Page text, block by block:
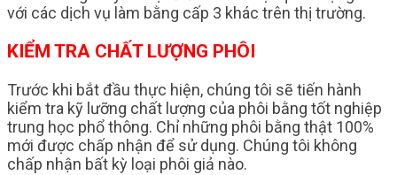
với các dịch vụ làm bằng cấp 3 khác trên thị trường.
KIỂM TRA CHẤT LƯỢNG PHÔI
Trước khi bắt đầu thực hiện, chúng tôi sẽ tiến hành
kiểm tra kỹ lưỡng chất lượng của phôi bằng tốt nghiệp
trung học phổ thông. Chỉ những phôi bằng thật 100%
mới được chấp nhận để sử dụng. Chúng tôi không
chấp nhận bất kỳ loại phôi giả nào.